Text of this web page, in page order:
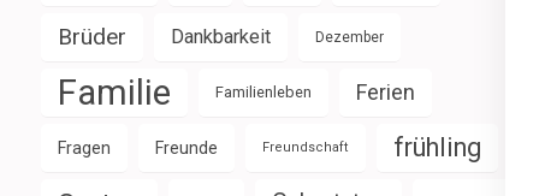
Brüder Dankbarkeit Dezember
Familie Familienleben Ferien
Fragen Freunde Freundschaft frühling